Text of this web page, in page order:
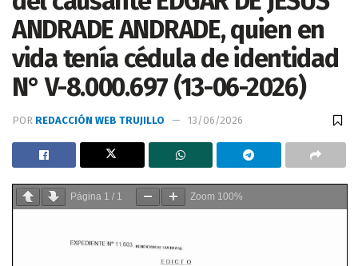
ANDRADE ANDRADE, quien en
vida tenía cédula de identidad
N° V-8.000.697 (13-06-2026)
POR REDACCIÓN WEB TRUJILLO 13/06/2026
Página 1 / 1 Zoom 100%